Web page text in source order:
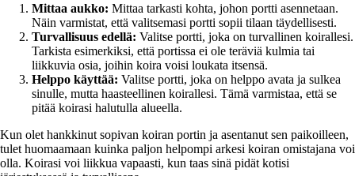
Mittaa aukko: Mittaa tarkasti kohta, johon portti asennetaan.
Näin varmistat, että valitsemasi portti sopii tilaan täydellisesti.
Turvallisuus edellä: Valitse portti, joka on turvallinen koirallesi.
Tarkista esimerkiksi, että portissa ei ole teräviä kulmia tai
liikkuvia osia, joihin koira voisi loukata itsensä.
Helppo käyttää: Valitse portti, joka on helppo avata ja sulkea
sinulle, mutta haasteellinen koirallesi. Tämä varmistaa, että se
pitää koirasi halutulla alueella.
Kun olet hankkinut sopivan koiran portin ja asentanut sen paikoilleen,
tulet huomaamaan kuinka paljon helpompi arkesi koiran omistajana voi
olla. Koirasi voi liikkua vapaasti, kun taas sinä pidät kotisi